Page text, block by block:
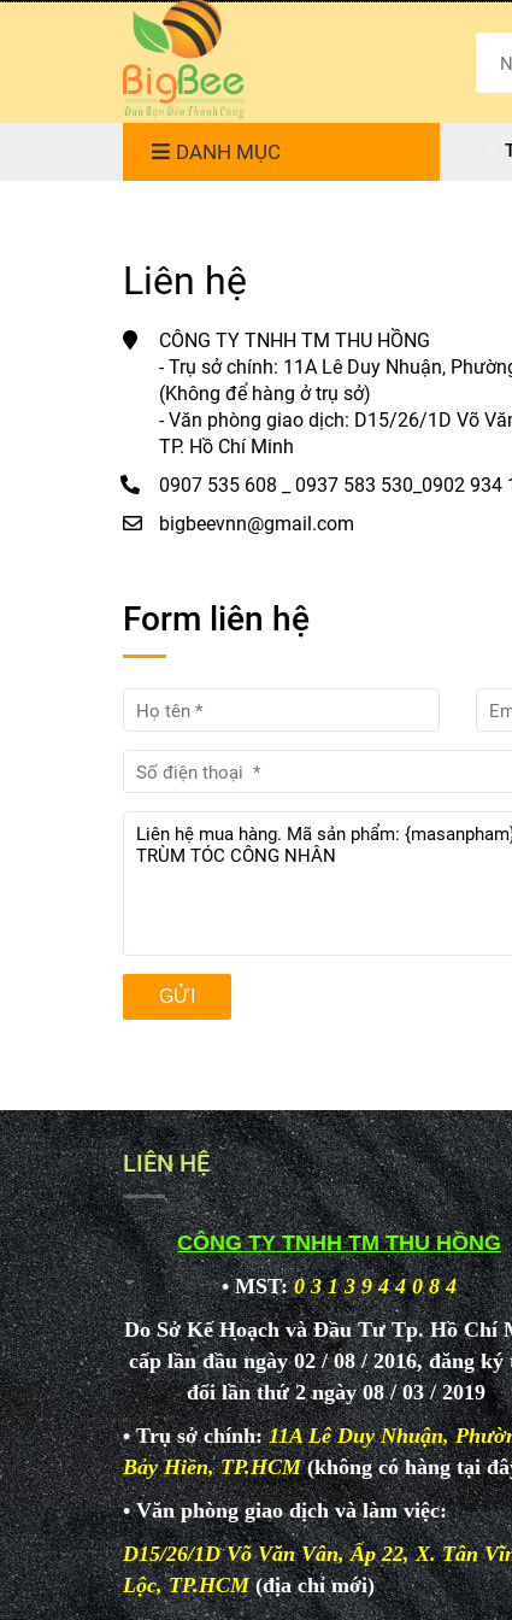
DANH MỤC
Liên hệ
CÔNG TY TNHH TM THU HỒNG
- Trụ sở chính: 11A Lê Duy Nhuận,
(Không để hàng ở trụ sở)
- Văn phòng giao dịch: D15/26/1D Võ
TP. Hồ Chí Minh
0907 535 608 _ 0937 583 530_0902 934
bigbeevnn@gmail.com
Form liên hệ
GỬI
LIÊN HỆ
CÔNG TY TNHH TM THU HỒNG
• MST: 0 3 1 3 9 4 4 0 8 4
Do Sở Kế Hoạch và Đầu Tư Tp. Hồ Chí
cấp lần đầu ngày 02 / 08 / 2016, đăng ký
đổi lần thứ 2 ngày 08 / 03 / 2019
• Trụ sở chính:11A Lê Duy Nhuận,
Bảy Hiền, TP.HCM (không có hàng tại
• Văn phòng giao dịch và làmviệc:
D15/26/1D Võ Văn Vân, Ấp 22, X. Tân
Lộc, TP.HCM(địa chỉ mới)